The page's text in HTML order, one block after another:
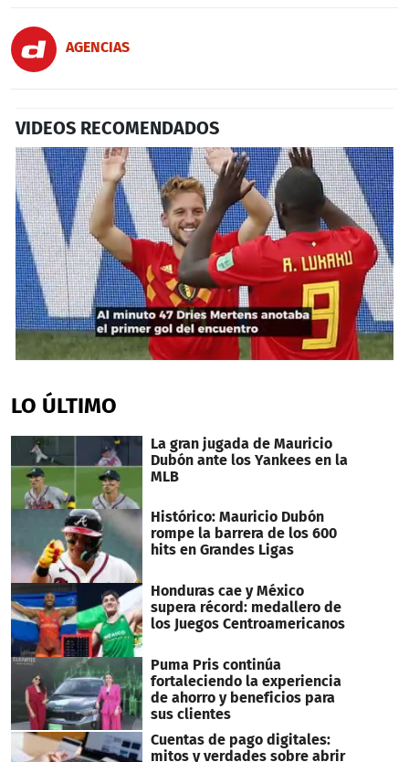
AGENCIAS
VIDEOS RECOMENDADOS
of
28
LO ÚLTIMO
La gran jugada de Mauricio
Dubón ante los Yankees en la
MLB
Histórico: Mauricio Dubón
rompe la barrera de los 600
hits en Grandes Ligas
Honduras cae y México
supera récord: medallero de
los Juegos Centroamericanos
Puma Pris continúa
fortaleciendo la experiencia
de ahorro y beneficios para
sus clientes
Cuentas de pago digitales:
mitos y verdades sobre abrir